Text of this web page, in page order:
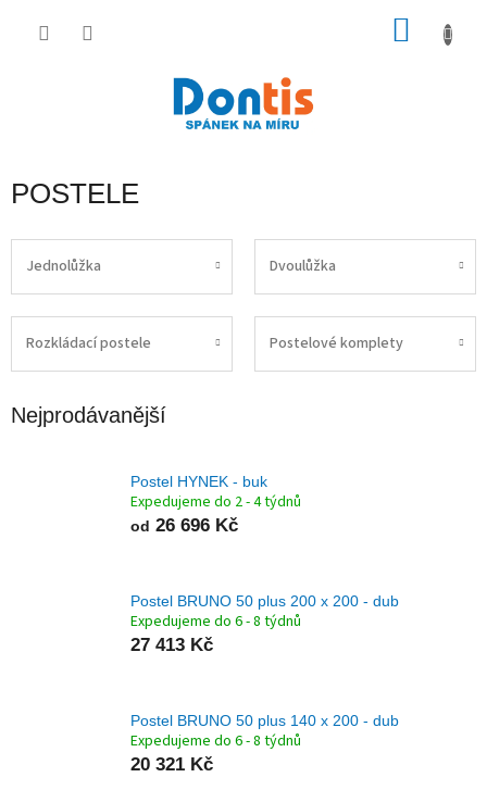
POSTELE
Jednolůžka Dvoulůžka
Rozkládací postele Postelové komplety
Nejprodávanější
Postel HYNEK - buk
Expedujeme do 2 - 4 týdnů
od 26 696 Kč
Postel BRUNO 50 plus 200 x 200 - dub
Expedujeme do 6 - 8 týdnů
27 413 Kč
Postel BRUNO 50 plus 140 x 200 - dub
Expedujeme do 6 - 8 týdnů
20 321 Kč